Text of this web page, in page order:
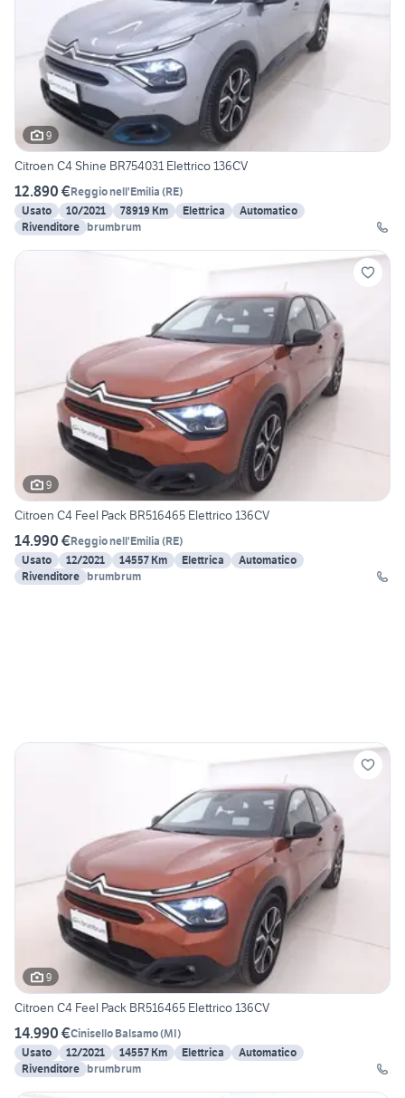
9
Citroen C4 Shine BR754031 Elettrico 136CV
12.890 €Reggio nell'Emilia (RE)
Usato
10/2021 78919 Km Elettrica
Automatico
Rivenditore brumbrum
9
Citroen C4 Feel Pack BR516465 Elettrico 136CV
14.990 €Reggio nell'Emilia (RE)
Usato
12/2021 14557 Km Elettrica
Automatico
Rivenditore brumbrum
9
Citroen C4 Feel Pack BR516465 Elettrico 136CV
14.990 €Cinisello Balsamo(MI)
Usato
12/2021 14557 Km Elettrica
Automatico
Rivenditore brumbrum